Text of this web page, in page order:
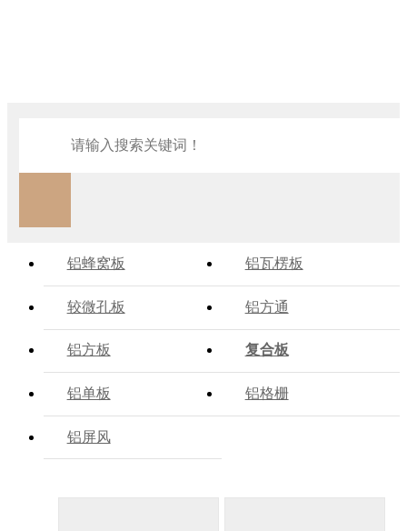
铝蜂窝板 铝瓦楞板
较微孔板 铝方通
铝方板 复合板
铝单板 铝格栅
铝屏风